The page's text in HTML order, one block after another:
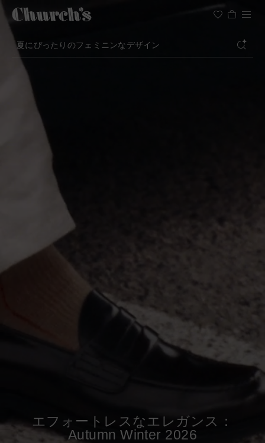
軽やかなシルエットのシューズ
セレモニーのためのアイコン
検索
エフォートレスなエレガンス：
Autumn Winter 2026